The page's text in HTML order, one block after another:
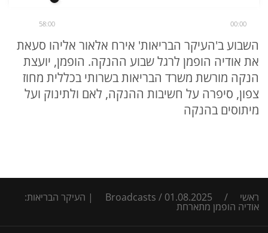
00:00
58:00
השבוע ב'העיקר הבריאות' אירח אלאור אליהו סעאת
את אודיה הופמן לרגל שבוע ההנקה. הופמן, יועצת
הנקה מורשת משרד הבריאות בשרותי בכללית מחוז
צפון, סיפרה על חשיבות ההנקה, לאם ולתינוק ועל
מיתוסים בהנקה
ראשי /
Broadcasts / 01.08.2025 | העיקר הבריאות:
אודיה הופמן מתארחת